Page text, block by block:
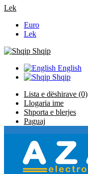
Lek
Euro
Lek
Shqip
English
Shqip
Lista e dëshirave (0)
Llogaria ime
Shporta e blerjes
Paguaj